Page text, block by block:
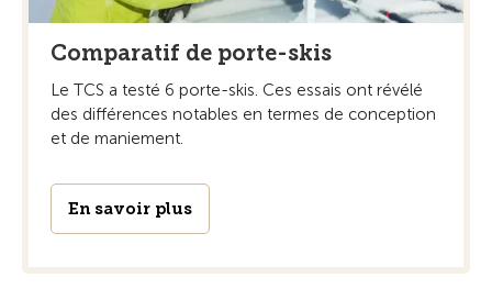
Comparatif de porte-skis
Le TCS a testé 6 porte-skis. Ces essais ont révélé
des différences notables en termes de conception
et de maniement.
En savoir plus